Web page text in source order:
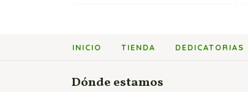
INICIO TIENDA DEDICATORIAS
Dónde estamos